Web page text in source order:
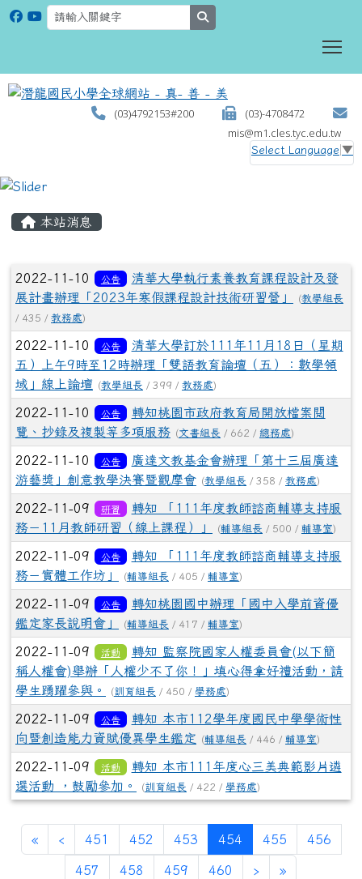
(03)4792153#200
(03)-4708472
mis@m1.cles.tyc.edu.tw
Select Language ▼
本站消息
文章列表
2022-11-10 公告
清華大學執行素養教育課程設計及發
展計畫辦理「2023年寒假課程設計技術研習營」
(教學組長
/ 435 / 教務處)
2022-11-10 公告
清華大學訂於111年11月18日（星期
五）上午9時至12時辦理「雙語教育論壇（五）：數學領
域」線上論壇 (教學組長 / 399 / 教務處)
2022-11-10 公告
轉知桃園市政府教育局開放檔案閱
覽、抄錄及複製等多項服務 (文書組長 / 662 / 總務處)
2022-11-10 公告
廣達文教基金會辦理「第十三屆廣達
游藝獎」創意教學決賽暨觀摩會 (教學組長 / 358 / 教務處)
2022-11-09 研習
轉知 「111年度教師諮商輔導支持服
務－11月教師研習（線上課程）」
(輔導組長 / 500 / 輔導室)
2022-11-09 公告
轉知 「111年度教師諮商輔導支持服
務－實體工作坊」
(輔導組長 / 405 / 輔導室)
2022-11-09 公告
轉知桃園國中辦理「國中入學前資優
鑑定家長說明會」
(輔導組長 / 417 / 輔導室)
2022-11-09 活動
轉知 監察院國家人權委員會(以下簡
稱人權會)舉辦「人權少不了你！」填心得拿好禮活動，請
學生踴躍參與。
(訓育組長 / 450 / 學務處)
2022-11-09 公告
轉知 本市112學年度國民中學學術性
向暨創造能力資賦優異學生鑑定
(輔導組長 / 446 / 輔導室)
2022-11-09 活動
轉知 本市111年度心三美典範影片遴
選活動 ，鼓勵參加。
(訓育組長 / 422 / 學務處)
« ‹ 451 452 453 454(current)
455 456
457 458 459 460 › »